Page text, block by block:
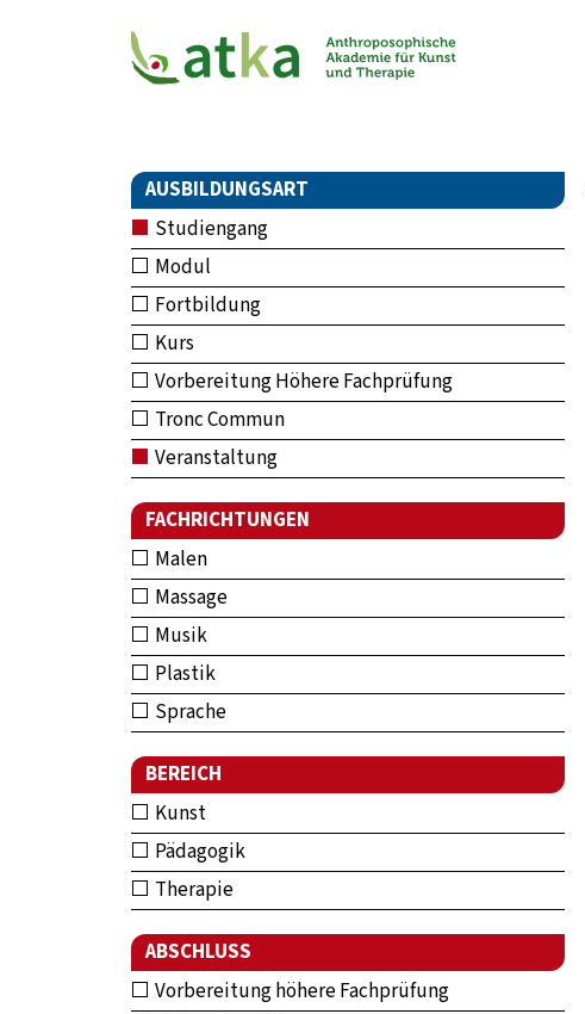
AUSBILDUNGSART
Studiengang
Modul
Fortbildung
Kurs
Vorbereitung Höhere Fachprüfung
Tronc Commun
Veranstaltung
FACHRICHTUNGEN
Malen
Massage
Musik
Plastik
Sprache
BEREICH
Kunst
Pädagogik
Therapie
ABSCHLUSS
Vorbereitung höhere Fachprüfung